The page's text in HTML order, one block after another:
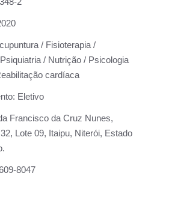
/ Fisioterapia /
/ Nutrição / Psicologia
cardíaca
Eletivo
Francisco da Cruz Nunes,
Lote 09, Itaipu, Niterói, Estado
8047